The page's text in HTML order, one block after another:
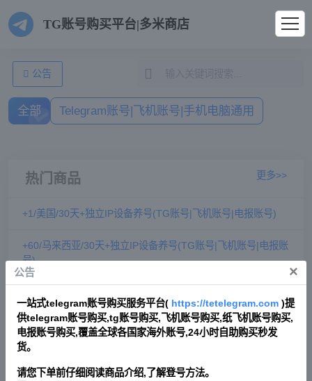
TG账号购买平台|多米商店
公告
全部 Telegram账号|飞机账号|手机电脑通用
热门商品 更多>>
+1/美国/30天+独立IP设备养号(TG账号|飞机账号|电报账号)
+60/马来西亚/30天+独立IP设备养号(TG账号|飞机账号|电报账
号)
+1/美国/90天+独立IP设备养号(TG账号|飞机账号|电报账号)
号)
公告 ×
一站式telegram账号购买服务平台( https://tetelegram.com )提
供telegram账号购买,tg账号购买,飞机账号购买,纸飞机账号购买,
电报账号购买,覆盖全球各国家海外账号,24小时自助购买秒发
货。
请您下单前仔细阅读商品介绍,了解登号方法。